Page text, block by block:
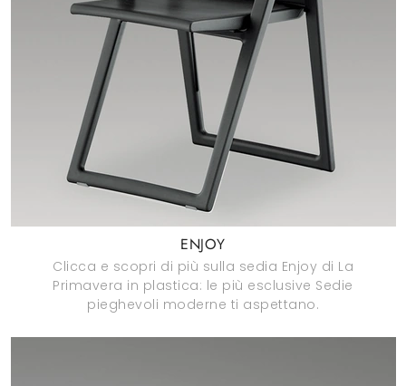
ENJOY
Clicca e scopri di più sulla sedia Enjoy di La
Primavera in plastica: le più esclusive Sedie
pieghevoli moderne ti aspettano.